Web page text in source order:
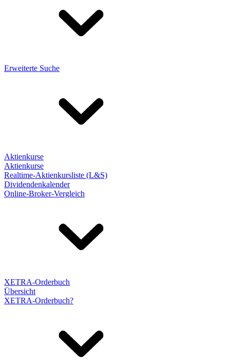
Erweiterte Suche
Aktienkurse
Aktienkurse
Realtime-Aktienkursliste (L&S)
Dividendenkalender
Online-Broker-Vergleich
XETRA-Orderbuch
Übersicht
XETRA-Orderbuch?